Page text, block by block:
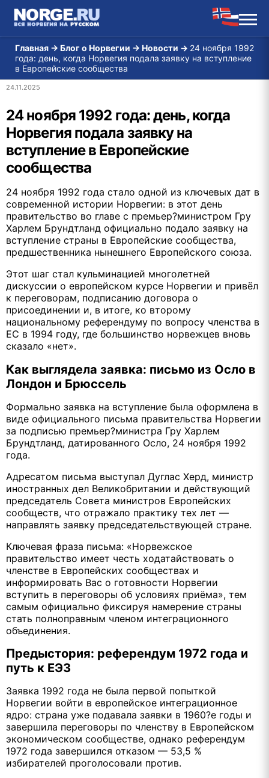
Главная → Блог о Норвегии → Новости → 24 ноября 1992
года: день, когда Норвегия подала заявку на вступление
в Европейские сообщества
24.11.2025
24 ноября 1992 года: день, когда
Норвегия подала заявку на
вступление в Европейские
сообщества
24 ноября 1992 года стало одной из ключевых дат в
современной истории Норвегии: в этот день
правительство во главе с премьер?министром Гру
Харлем Брундтланд официально подало заявку на
вступление страны в Европейские сообщества,
предшественника нынешнего Европейского союза.
Этот шаг стал кульминацией многолетней
дискуссии о европейском курсе Норвегии и привёл
к переговорам, подписанию договора о
присоединении и, в итоге, ко второму
национальному референдуму по вопросу членства в
ЕС в 1994 году, где большинство норвежцев вновь
сказало «нет».
Как выглядела заявка: письмо из Осло в
Лондон и Брюссель
Формально заявка на вступление была оформлена в
виде официального письма правительства Норвегии
за подписью премьер?министра Гру Харлем
Брундтланд, датированного Осло, 24 ноября 1992
года.
Адресатом письма выступал Дуглас Херд, министр
иностранных дел Великобритании и действующий
председатель Совета министров Европейских
сообществ, что отражало практику тех лет —
направлять заявку председательствующей стране.
Ключевая фраза письма: «Норвежское
правительство имеет честь ходатайствовать о
членстве в Европейских сообществах и
информировать Вас о готовности Норвегии
вступить в переговоры об условиях приёма», тем
самым официально фиксируя намерение страны
стать полноправным членом интеграционного
объединения.
Предыстория: референдум 1972 года и
путь к ЕЭЗ
Заявка 1992 года не была первой попыткой
Норвегии войти в европейское интеграционное
ядро: страна уже подавала заявки в 1960?е годы и
завершила переговоры по членству в Европейском
экономическом сообществе, однако референдум
1972 года завершился отказом — 53,5 %
избирателей проголосовали против.